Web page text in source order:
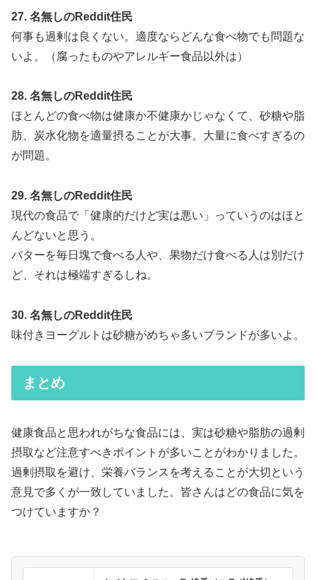
27. 名無しのReddit住民
何事も過剰は良くない。適度ならどんな食べ物でも問題な
いよ。（腐ったものやアレルギー食品以外は）
28. 名無しのReddit住民
ほとんどの食べ物は健康か不健康かじゃなくて、砂糖や脂
肪、炭水化物を適量摂ることが大事。大量に食べすぎるの
が問題。
29. 名無しのReddit住民
現代の食品で「健康的だけど実は悪い」っていうのはほと
んどないと思う。
バターを毎日塊で食べる人や、果物だけ食べる人は別だけ
ど、それは極端すぎるしね。
30. 名無しのReddit住民
味付きヨーグルトは砂糖がめちゃ多いブランドが多いよ。
まとめ
健康食品と思われがちな食品には、実は砂糖や脂肪の過剰
摂取など注意すべきポイントが多いことがわかりました。
過剰摂取を避け、栄養バランスを考えることが大切という
意見で多くが一致していました。皆さんはどの食品に気を
つけていますか？